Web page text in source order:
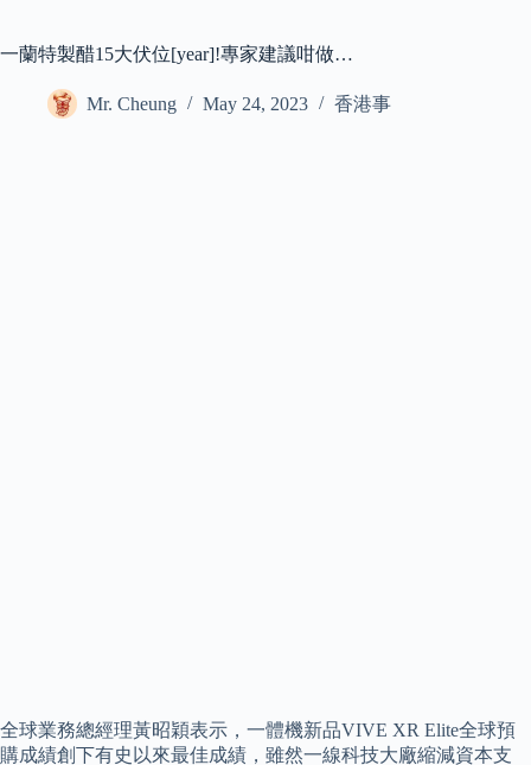
一蘭特製醋15大伏位[year]!專家建議咁做…
Mr. Cheung May 24, 2023 香港事
全球業務總經理黃昭穎表示，一體機新品VIVE XR Elite全球預
購成績創下有史以來最佳成績，雖然一線科技大廠縮減資本支